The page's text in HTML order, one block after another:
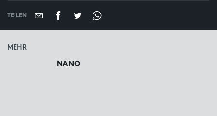
TEILEN
MEHR
NANO